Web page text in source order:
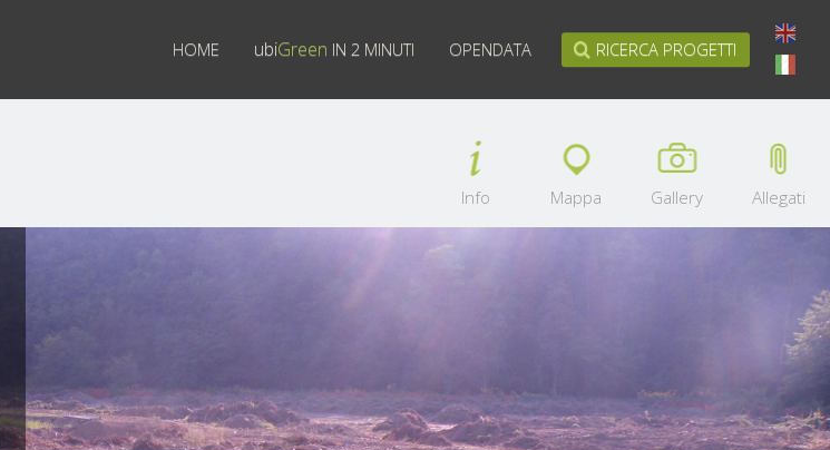
English
Navigazione
HOME ubiGreen IN 2 MINUTI OPENDATA RICERCA PROGETTI
Info Mappa Gallery Allegati